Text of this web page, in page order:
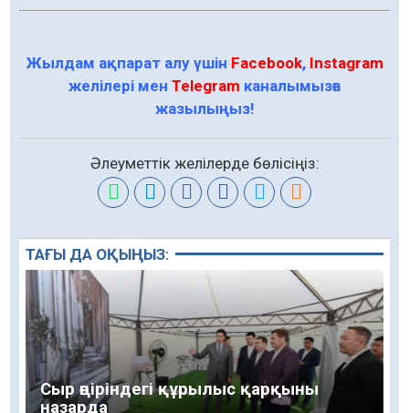
Жылдам ақпарат алу үшін Facebook, Instagram
желілері мен Telegram каналымызға
жазылыңыз!
Әлеуметтік желілерде бөлісіңіз:
ТАҒЫ ДА ОҚЫҢЫЗ:
Сыр өңіріндегі құрылыс қарқыны
назарда